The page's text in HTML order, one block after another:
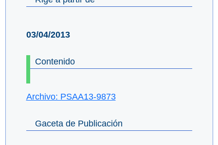
03/04/2013
Contenido
Archivo: PSAA13-9873
Gaceta de Publicación